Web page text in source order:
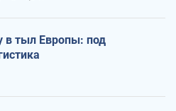
в тыл Европы: под